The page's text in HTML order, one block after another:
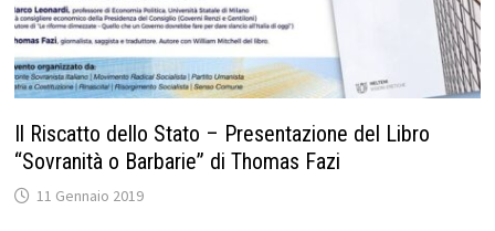
Il Riscatto dello Stato – Presentazione del Libro
“Sovranità o Barbarie” di Thomas Fazi
11 Gennaio 2019